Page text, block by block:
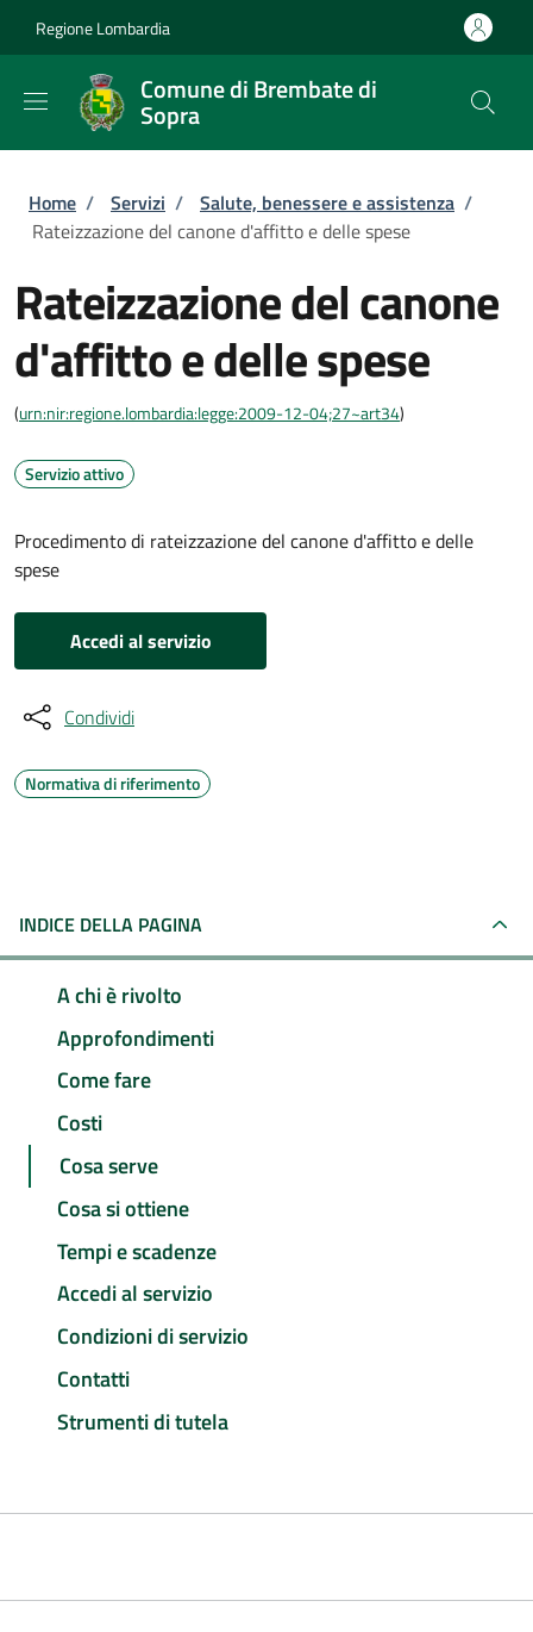
Regione Lombardia
Comune di Brembate di
Sopra
Briciole di pane
Home / Servizi / Salute, benessere e assistenza /
Rateizzazione del canone d'affitto e delle spese
Rateizzazione del canone
d'affitto e delle spese
(urn:nir:regione.lombardia:legge:2009-12-04;27~art34)
Servizio attivo
Procedimento di rateizzazione del canone d'affitto e delle
spese
Accedi al servizio
Condividi
Normativa di riferimento
INDICE DELLA PAGINA
A chi è rivolto
Approfondimenti
Come fare
Costi
Cosa serve
Cosa si ottiene
Tempi e scadenze
Accedi al servizio
Condizioni di servizio
Contatti
Strumenti di tutela